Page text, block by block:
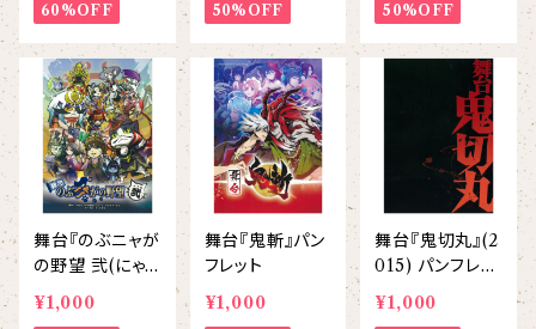
60%OFF
レット
50%OFF 50%OFF
舞台『のぶニャが
の野望 弐(にゃ
ん)』パンフレット
¥1,000
舞台『鬼斬』パン
フレット
¥1,000
舞台『鬼切丸』(2
015) パンフレッ
ト
¥1,000